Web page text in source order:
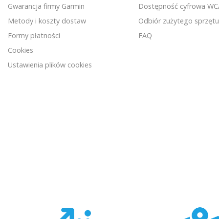
Gwarancja firmy Garmin
Metody i koszty dostaw
Formy płatności
Cookies
Ustawienia plików cookies
Dostępność cyfrowa
Odbiór zużytego sprzętu
FAQ